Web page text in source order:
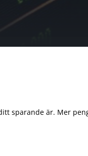
sparande är. Mer